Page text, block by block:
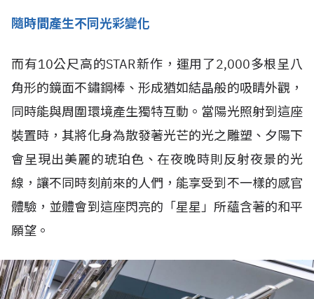
隨時間產生不同光彩變化
而有10公尺高的STAR新作，運用了2,000多根呈八
角形的鏡面不鏽鋼棒、形成猶如結晶般的吸睛外觀，
同時能與周圍環境產生獨特互動。當陽光照射到這座
裝置時，其將化身為散發著光芒的光之雕塑、夕陽下
會呈現出美麗的琥珀色、在夜晚時則反射夜景的光
線，讓不同時刻前來的人們，能享受到不一樣的感官
體驗，並體會到這座閃亮的「星星」所蘊含著的和平
願望。